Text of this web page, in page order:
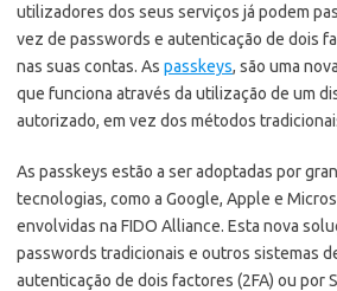
utilizadores dos seus serviços já podem
vez de passwords e autenticação de dois
nas suas contas. As passkeys, são uma
que funciona através da utilização de um
autorizado, em vez dos métodos
As passkeys estão a ser adoptadas por
tecnologias, como a Google, Apple e
envolvidas na FIDO Alliance. Esta nova
passwords tradicionais e outros sistemas
autenticação de dois factores (2FA) ou por